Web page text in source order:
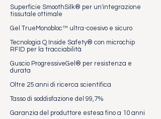
Superficie SmoothSilk® per un'integrazione
tissutale ottimale
Gel TrueMonobloc™ ultra-coesivo e sicuro
Tecnologia Q Inside Safety® con microchip
RFID per la tracciabilità
Guscio ProgressiveGel® per resistenza e
durata
Oltre 25 anni di ricerca scientifica
Tasso di soddisfazione del 99,7%
Garanzia del produttore estesa fino a 10 anni